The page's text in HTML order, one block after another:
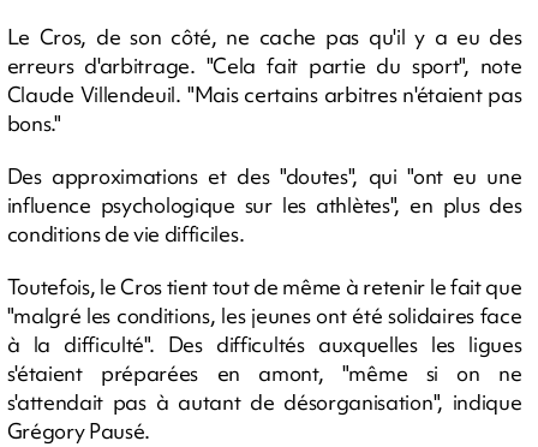
Le Cros, de son côté, ne cache pas qu'il y a eu des
erreurs d'arbitrage. "Cela fait partie du sport", note
Claude Villendeuil. "Mais certains arbitres n'étaient pas
bons."
Des approximations et des "doutes", qui "ont eu une
influence psychologique sur les athlètes", en plus des
conditions de vie difficiles.
Toutefois, le Cros tient tout de même à retenir le fait que
"malgré les conditions, les jeunes ont été solidaires face
à la difficulté". Des difficultés auxquelles les ligues
s'étaient préparées en amont, "même si on ne
s'attendait pas à autant de désorganisation", indique
Grégory Pausé.